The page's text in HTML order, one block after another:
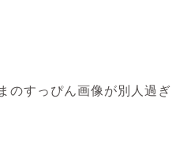
のすっぴん画像が別人過ぎ